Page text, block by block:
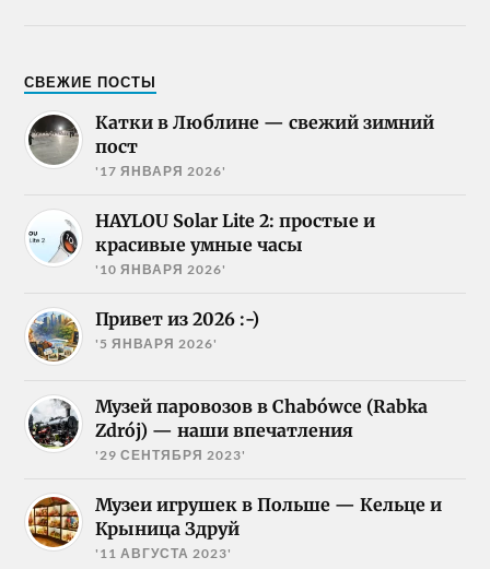
СВЕЖИЕ ПОСТЫ
Катки в Люблине — свежий зимний
пост
'17 ЯНВАРЯ 2026'
HAYLOU Solar Lite 2: простые и
красивые умные часы
'10 ЯНВАРЯ 2026'
Привет из 2026 :-)
'5 ЯНВАРЯ 2026'
Музей паровозов в Chabówce (Rabka
Zdrój) — наши впечатления
'29 СЕНТЯБРЯ 2023'
Музеи игрушек в Польше — Кельце и
Крыница Здруй
'11 АВГУСТА 2023'